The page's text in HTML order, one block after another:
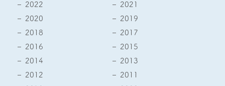
2022
2021
2020
2019
2018
2017
2016
2015
2014
2013
2012
2011